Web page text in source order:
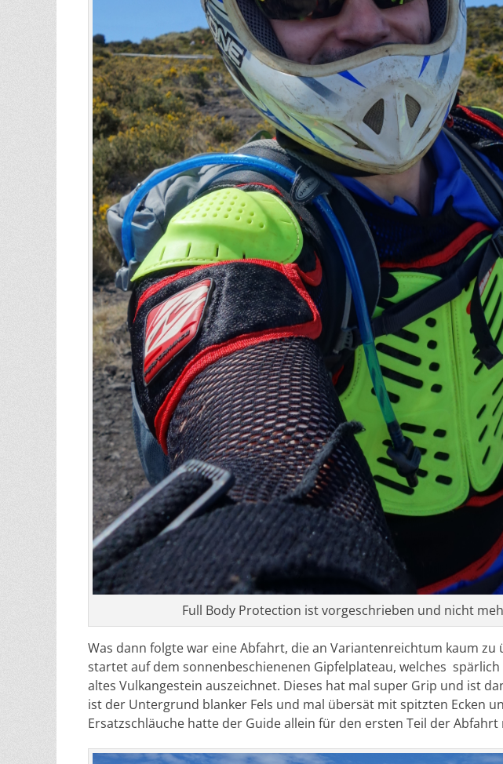
Full Body Protection ist vorgeschrieben und nicht
Was dann folgte war eine Abfahrt, die an Variantenreichtum kaum
startet auf dem sonnenbeschienenen Gipfelplateau, welches
altes Vulkangestein auszeichnet. Dieses hat mal super Grip und ist
ist der Untergrund blanker Fels und mal übersät mit spitzten Ecken
Ersatzschläuche hatte der Guide allein für den ersten Teil der